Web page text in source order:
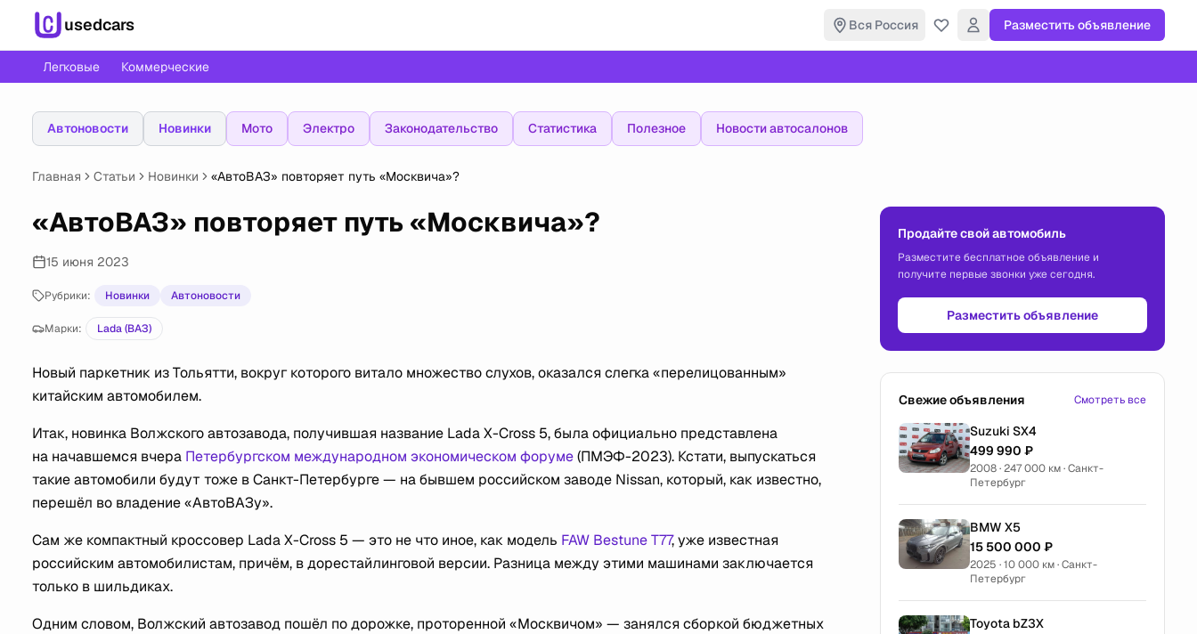
usedcars Вся Россия Разместить объявление
Легковые Коммерческие
Автоновости Новинки Мото Электро Законодательство Статистика Полезное Новости автосалонов
Главная Статьи Новинки «АвтоВАЗ» повторяет путь «Москвича»?
«АвтоВАЗ» повторяет путь «Москвича»?
15 июня 2023
Рубрики: Новинки Автоновости
Марки: Lada (ВАЗ)
Новый паркетник из Тольятти, вокруг которого витало множество слухов, оказался слегка «перелицованным»
китайским автомобилем.
Итак, новинка Волжского автозавода, получившая название Lada X-Cross 5, была официально представлена
на начавшемся вчера Петербургском международном экономическом форуме(ПМЭФ-2023). Кстати, выпускаться
такие автомобили будут тоже в Санкт-Петербурге — на бывшем российском заводе Nissan, который, как известно,
перешёл во владение «АвтоВАЗу».
Сам же компактный кроссовер Lada X-Cross 5 — это не что иное, как модель FAW Bestune T77, уже известная
российским автомобилистам, причём, в дорестайлинговой версии. Разница между этими машинами заключается
только в шильдиках.
Одним словом, Волжский автозавод пошёл по дорожке, проторенной «Москвичом» — занялся сборкой бюджетных
Продайте свой автомобиль
Разместите бесплатное объявление и
получите первые звонки уже сегодня.
Разместить объявление
Свежие объявления Смотреть все
Suzuki SX4
499 990 ₽
2008 · 247 000 км · Санкт-
Петербург
BMW X5
15 500 000 ₽
2025 · 10 000 км · Санкт-
Петербург
Toyota bZ3X